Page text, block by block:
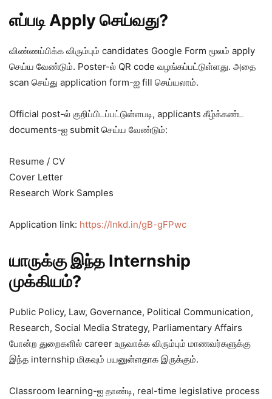
எப்படி Apply செய்வது?
விண்ணப்பிக்க விரும்பும் candidates Google Form மூலம் apply
செய்ய வேண்டும். Poster-ல் QR code வழங்கப்பட்டுள்ளது. அதை
scan செய்து application form-ஐ fill செய்யலாம்.
Official post-ல் குறிப்பிடப்பட்டுள்ளபடி, applicants கீழ்க்கண்ட
documents-ஐ submit செய்ய வேண்டும்:
Resume / CV
Cover Letter
Research Work Samples
Application link: https://lnkd.in/gB-gFPwc
யாருக்கு இந்த Internship
முக்கியம்?
Public Policy, Law, Governance, Political Communication,
Research, Social Media Strategy, Parliamentary Affairs
போன்ற துறைகளில் career உருவாக்க விரும்பும் மாணவர்களுக்கு
இந்த internship மிகவும் பயனுள்ளதாக இருக்கும்.
Classroom learning-ஐ தாண்டி, real-time legislative process